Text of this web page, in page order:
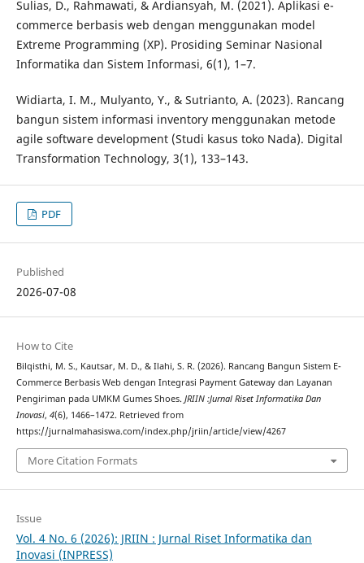
Sulias, D., Rahmawati, & Ardiansyah, M. (2021). Aplikasi e-
commerce berbasis web dengan menggunakan model
Extreme Programming (XP). Prosiding Seminar Nasional
Informatika dan Sistem Informasi, 6(1), 1–7.
Widiarta, I. M., Mulyanto, Y., & Sutrianto, A. (2023). Rancang
bangun sistem informasi inventory menggunakan metode
agile software development (Studi kasus toko Nada). Digital
Transformation Technology, 3(1), 133–143.
PDF
Published
2026-07-08
How to Cite
Bilqisthi, M. S., Kautsar, M. D., & Ilahi, S. R. (2026). Rancang Bangun Sistem E-
Commerce Berbasis Web dengan Integrasi Payment Gateway dan Layanan
Pengiriman pada UMKM Gumes Shoes. JRIIN :Jurnal Riset Informatika Dan
Inovasi, 4(6), 1466–1472. Retrieved from
https://jurnalmahasiswa.com/index.php/jriin/article/view/4267
More Citation Formats
Issue
Vol. 4 No. 6 (2026): JRIIN : Jurnal Riset Informatika dan
Inovasi (INPRESS)